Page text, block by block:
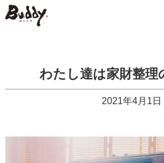
わたし達は家財整理
2021年4月1日